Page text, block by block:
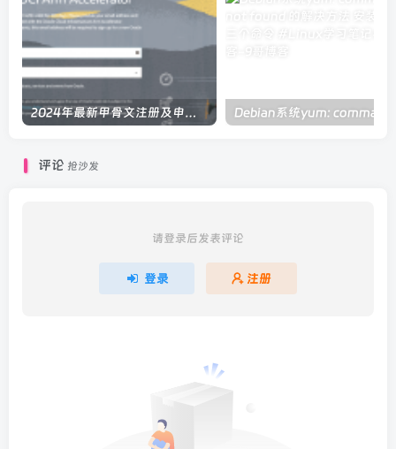
2024年最新甲骨文注册及申请免费 VPS 教程
评论 抢沙发
请登录后发表评论
登录 注册